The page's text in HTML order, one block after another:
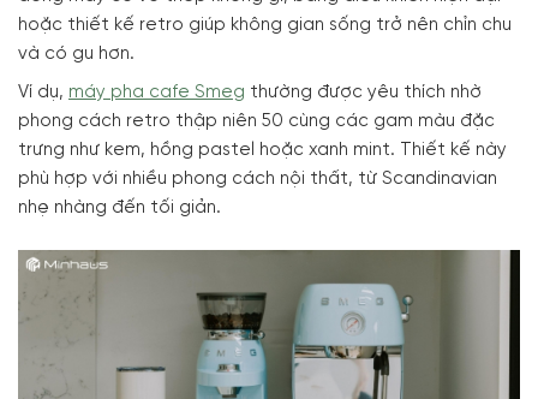
hoặc thiết kế retro giúp không gian sống trở nên chỉn chu
và có gu hơn.
Ví dụ, máy pha cafe Smeg thường được yêu thích nhờ
phong cách retro thập niên 50 cùng các gam màu đặc
trưng như kem, hồng pastel hoặc xanh mint. Thiết kế này
phù hợp với nhiều phong cách nội thất, từ Scandinavian
nhẹ nhàng đến tối giản.